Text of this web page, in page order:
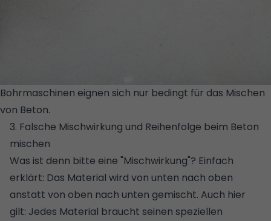
Bohrmaschinen eignen sich nur bedingt für das Mischen
von Beton.
3. Falsche Mischwirkung und Reihenfolge beim Beton
mischen
Was ist denn bitte eine "Mischwirkung"? Einfach
erklärt: Das Material wird von unten nach oben
anstatt von oben nach unten gemischt. Auch hier
gilt: Jedes Material braucht seinen speziellen